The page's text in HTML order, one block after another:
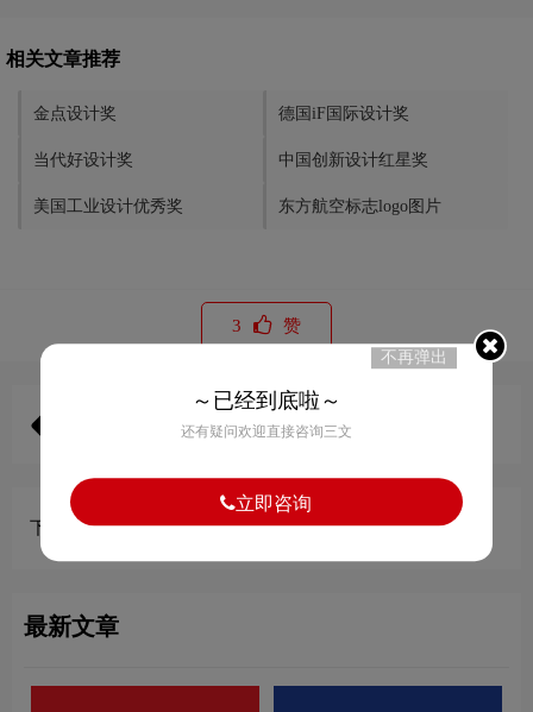
相关文章推荐
金点设计奖 德国iF国际设计奖
当代好设计奖 中国创新设计红星奖
美国工业设计优秀奖 东方航空标志logo图片
3 赞
德国iF国际设计奖
下一篇: 美国工业设计优秀奖
最新文章
不再弹出
～已经到底啦～
还有疑问欢迎直接咨询三文
立即咨询